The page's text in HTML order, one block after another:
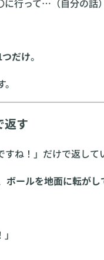
だけ。
返す
ね！」だけで返して
ボールを地面に転が